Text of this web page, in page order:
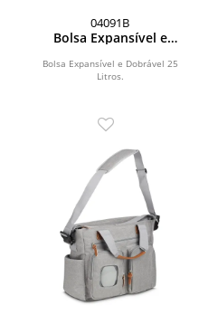
04091B
Bolsa Expansível e
Bolsa Expansível e Dobrável 25
Litros.